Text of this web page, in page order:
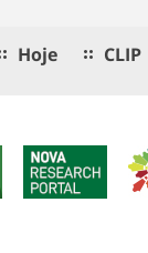
Hoje CLIP